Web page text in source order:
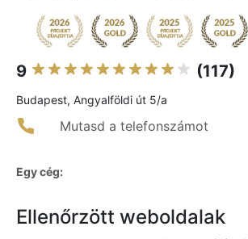
9 (117)
Budapest, Angyalföldi út 5/a
Mutasd a telefonszámot
Egy cég:
Ellenőrzött weboldalak